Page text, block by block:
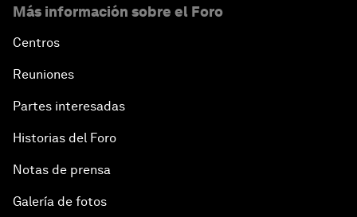
Más información sobre el Foro
Centros
Reuniones
Partes interesadas
Historias del Foro
Notas de prensa
Galería de fotos